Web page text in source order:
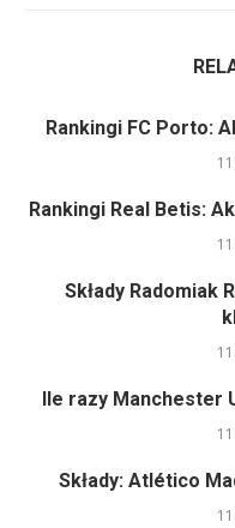
Rankingi FC Porto:
Rankingi Real Betis:
Składy Radomiak
Ile razy Manchester
Składy: Atlético